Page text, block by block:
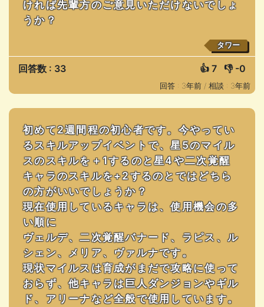
ければ先輩方のご意見いただけないでしょ
うか？
タワー
回答数 : 33 👍 7 👎 -0
回答 : 3年前 / 相談 : 3年前
初めて2週間程の初心者です。今やってい
るスキルアップイベントで、星5のマイル
スのスキルを＋1するのと星4や二次覚醒
キャラのスキルを+2するのとではどちら
の方がいいでしょうか？
現在使用しているキャラは、使用機会の多
い順に
ヴェルデ、二次覚醒バナード、ラピス、ル
シェン、メリア、ヴァルナです。
現状マイルスは育成がまだで攻略に使って
おらず、他キャラは巨人ダンジョンやギル
ド、アリーナなど全般で使用しています。